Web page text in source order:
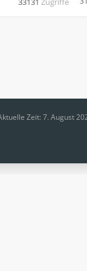
Zeit: 7. August